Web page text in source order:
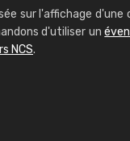
sur l'affichage
d'utiliser un
NCS.